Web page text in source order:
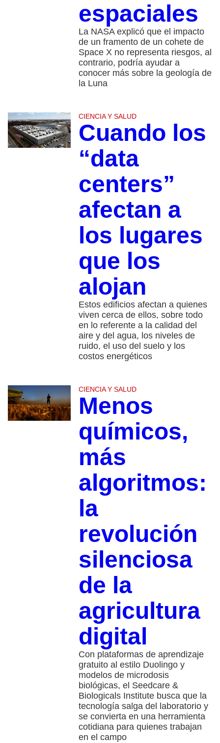
espaciales
La NASA explicó que el impacto
de un framento de un cohete de
Space X no representa riesgos, al
contrario, podría ayudar a
conocer más sobre la geología de
la Luna
CIENCIA Y SALUD
Cuando los
“data
centers”
afectan a
los lugares
que los
alojan
Estos edificios afectan a quienes
viven cerca de ellos, sobre todo
en lo referente a la calidad del
aire y del agua, los niveles de
ruido, el uso del suelo y los
costos energéticos
CIENCIA Y SALUD
Menos
químicos,
más
algoritmos:
la
revolución
silenciosa
de la
agricultura
digital
Con plataformas de aprendizaje
gratuito al estilo Duolingo y
modelos de microdosis
biológicas, el Seedcare &
Biologicals Institute busca que la
tecnología salga del laboratorio y
se convierta en una herramienta
cotidiana para quienes trabajan
en el campo